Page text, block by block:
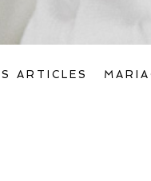
ARTICLES